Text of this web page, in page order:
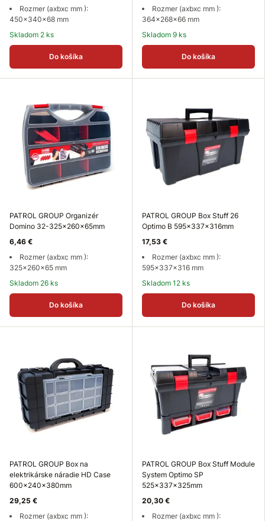
Rozmer (axbxc mm ):
450x340x68 mm
Skladom 2 ks
Do košíka
Rozmer (axbxc mm ):
364x268x66 mm
Skladom 9 ks
Do košíka
PATROL GROUP Organizér
Domino 32-325x260x65mm
6,46 €
Rozmer (axbxc mm ):
325x260x65 mm
Skladom 26 ks
Do košíka
PATROL GROUP Box Stuff 26
Optimo B 595x337x316mm
17,53 €
Rozmer (axbxc mm ):
595x337x316 mm
Skladom 12 ks
Do košíka
PATROL GROUP Box na
elektrikárske náradie HD Case
600x240x380mm
29,25 €
Rozmer (axbxc mm ):
PATROL GROUP Box Stuff Module
System Optimo SP
525x337x325mm
20,30 €
Rozmer (axbxc mm ):